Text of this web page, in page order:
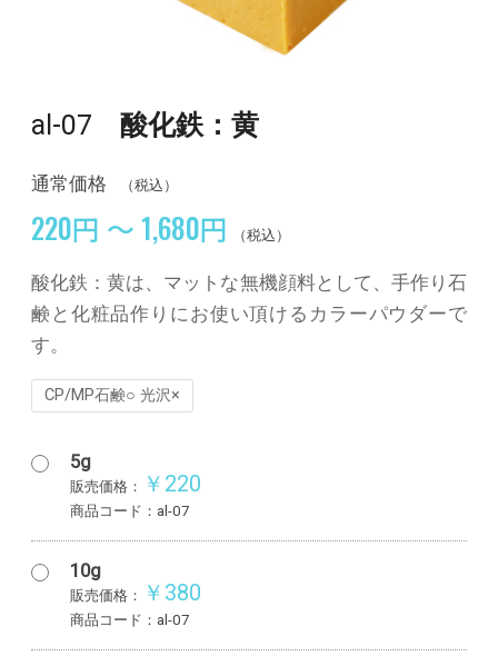
al-07 酸化鉄：黄
通常価格 （税込）
220円 ～ 1,680円 （税込）
酸化鉄：黄は、マットな無機顔料として、手作り石
鹸と化粧品作りにお使い頂けるカラーパウダーで
す。
CP/MP石鹸○ 光沢×
5g
販売価格： ￥220
商品コード：al-07
10g
販売価格： ￥380
商品コード：al-07